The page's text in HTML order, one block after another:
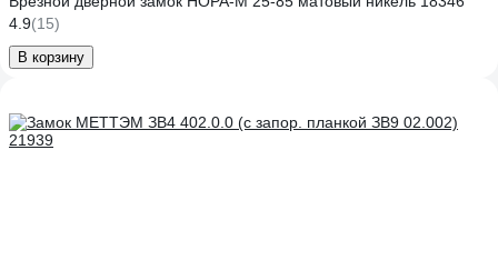
4.9(15)
В корзину